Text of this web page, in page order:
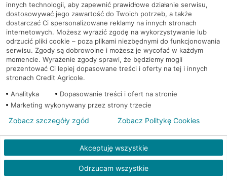
Gdynia, Śląska 47 Bankomat (Planet Cash)
Gdynia, Strażacka 2 Bankomat (Planet Cash)
Gdynia, Świętojańska 36 Bankomat (Planet Cash)
Gdynia, ul. 10-go Lutego 11 Bankomat (Euronet)
Gdynia, ul. 10-go Lutego 11 Bankomat (Euronet)
Gdynia, ul. 10 Lutego 6A Bankomat (Euronet)
innych technologii, aby zapewnić prawidłowe działanie serwisu,
dostosowywać jego zawartość do Twoich potrzeb, a także
dostarczać Ci spersonalizowane reklamy na innych stronach
internetowych. Możesz wyrazić zgodę na wykorzystywanie lub
odrzucić pliki cookie – poza plikami niezbędnymi do funkcjonowania
serwisu. Zgody są dobrowolne i możesz je wycofać w każdym
momencie. Wyrażenie zgody sprawi, że będziemy mogli
prezentować Ci lepiej dopasowane treści i oferty na tej i innych
stronach Credit Agricole.
Analityka
Dopasowanie treści i ofert na stronie
Marketing wykonywany przez strony trzecie
Akceptuję wszystkie
Odrzucam wszystkie
Zobacz szczegóły zgód Zobacz Politykę Cookies